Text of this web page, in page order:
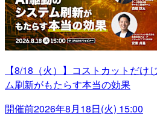
【8/18（火）】コストカットだけ
ム刷新がもたらす本当の効果
開催前2026年8月18日(火) 15:00